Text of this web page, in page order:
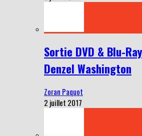
Sortie DVD & Blu-
Denzel Washington
Zoran Paquot
2 juillet 2017